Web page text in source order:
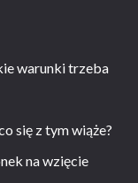
warunki trzeba
się z tym wiąże?
na wzięcie